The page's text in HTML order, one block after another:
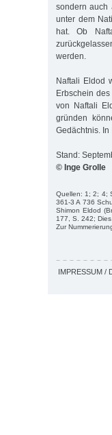
sondern auch
unter dem
hat. Ob
werden.
Naftali Eldod
Erbschein
von Naftali
gründen
Gedächtnis.
Stand:
© Inge Grolle
Quellen: 1; 2; 4;
361-3 A 736
Shimon Eldod
177, S. 242;
Zur
IMPRESSUM /